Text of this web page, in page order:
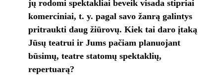
jų rodomi spektakliai beveik visada stipriai
komerciniai, t. y. pagal savo žanrą galintys
pritraukti daug žiūrovų. Kiek tai daro įtaką
Jūsų teatrui ir Jums pačiam planuojant
būsimų, teatre statomų spektaklių,
repertuarą?